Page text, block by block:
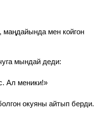
мен койгон
мындай деди:
Ал меники!»
окуяны айтып берди.